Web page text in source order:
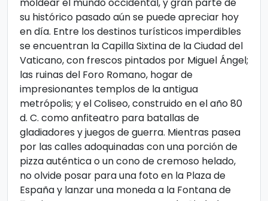
su histórico pasado aún se puede apreciar hoy
en día. Entre los destinos turísticos imperdibles
se encuentran la Capilla Sixtina de la Ciudad del
Vaticano, con frescos pintados por Miguel Ángel;
las ruinas del Foro Romano, hogar de
impresionantes templos de la antigua
metrópolis; y el Coliseo, construido en el año 80
d. C. como anfiteatro para batallas de
gladiadores y juegos de guerra. Mientras pasea
por las calles adoquinadas con una porción de
pizza auténtica o un cono de cremoso helado,
no olvide posar para una foto en la Plaza de
España y lanzar una moneda a la Fontana de